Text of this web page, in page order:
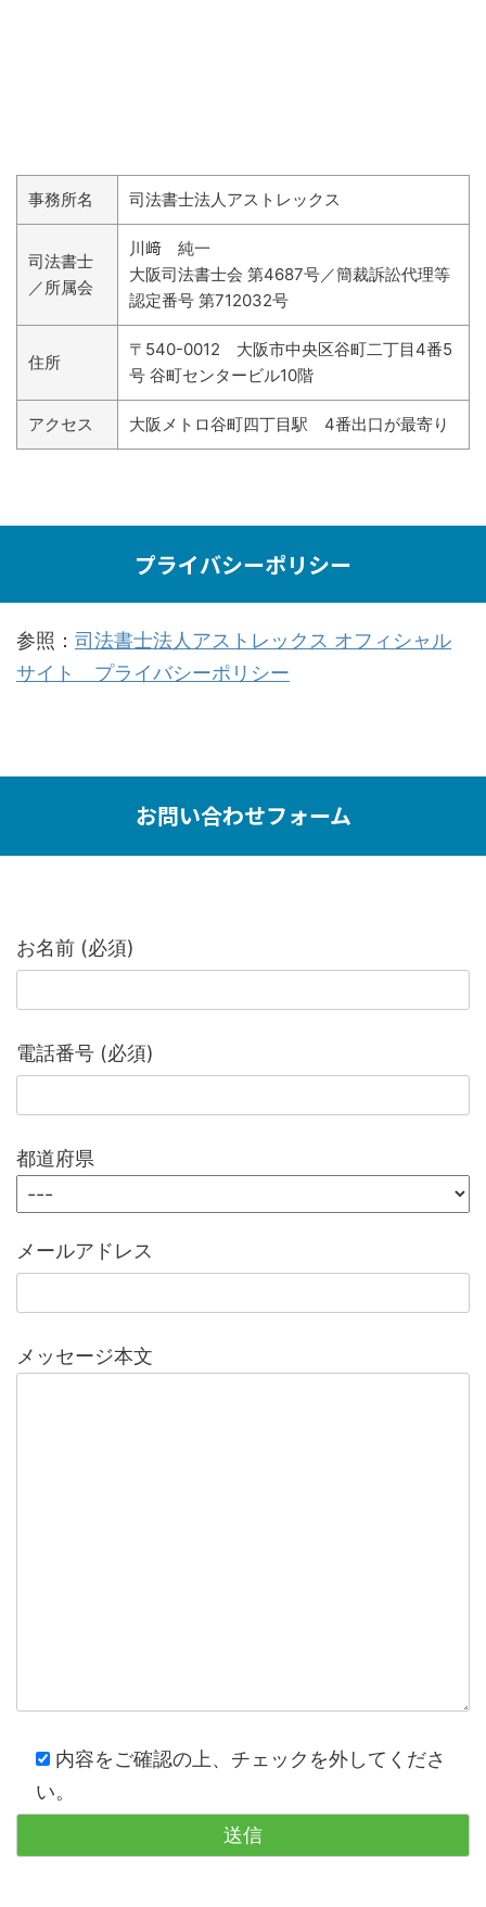
事務所名 司法書士法人アストレックス
司法書士
／所属会
川﨑 純一
大阪司法書士会 第4687号／簡裁訴訟代理等
認定番号 第712032号
住所
〒540-0012 大阪市中央区谷町二丁目4番5
号 谷町センタービル10階
アクセス 大阪メトロ谷町四丁目駅 4番出口が最寄り
プライバシーポリシー
参照： 司法書士法人アストレックス オフィシャル
サイト プライバシーポリシー
お問い合わせフォーム
お名前 (必須)
電話番号 (必須)
都道府県
メールアドレス
メッセージ本文
内容をご確認の上、チェックを外してくださ
い。